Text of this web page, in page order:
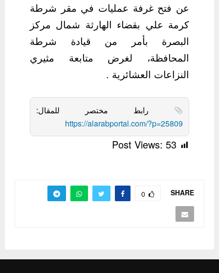
عن فتح غرفة عمليات في مقر شرطة
كرمة علي بقضاء الهارثة شمال مركز
البصرة بأمر من قيادة شرطة
المحافظة، لغرض متابعة مثيري
النزاعات العشائرية .
رابط مختصر للمقال:
https://alarabportal.com/?p=25809
Post Views: 53
SHARE
0